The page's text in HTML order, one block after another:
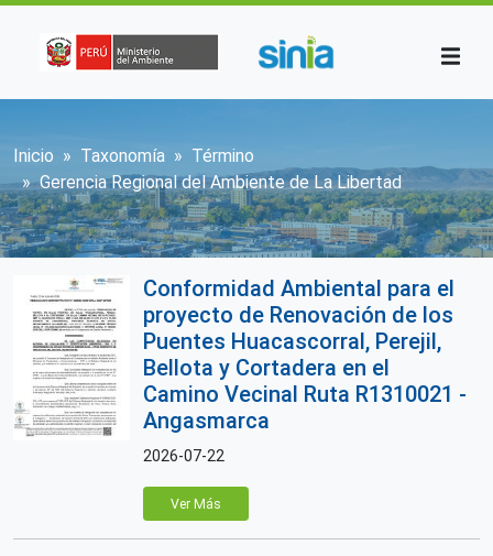
Sobrescribir enlaces de ayuda a la
Inicio Taxonomía
Término
Gerencia Regional del Ambiente de La Libertad
Conformidad Ambiental para el
proyecto de Renovación de los
Puentes Huacascorral, Perejil,
Bellota y Cortadera en el
Camino Vecinal Ruta R1310021 -
Angasmarca
2026-07-22
Ver Más